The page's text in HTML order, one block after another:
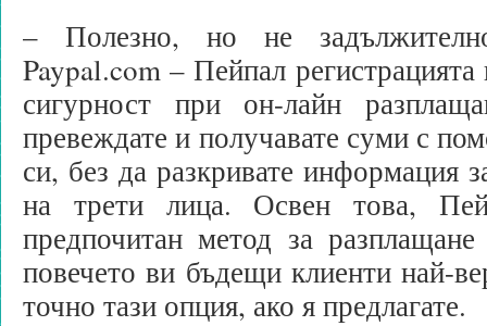
– Полезно, но не
Paypal.com – Пейпал
сигурност при он-лайн
превеждате и получавате суми с
си, без да разкривате информация
на трети лица. Освен това,
предпочитан метод за
повечето ви бъдещи клиенти най-
точно тази опция, ако я предлагате.